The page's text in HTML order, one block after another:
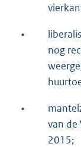
•
nog
•
van de
2015;